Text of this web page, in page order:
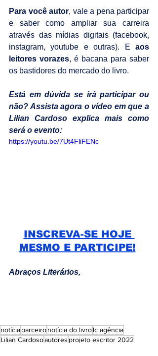
Para você autor, vale a pena participar
e saber como ampliar sua carreira
através das mídias digitais (facebook,
instagram, youtube e outras). E aos
leitores vorazes, é bacana para saber
os bastidores do mercado do livro.
Está em dúvida se irá participar ou
não? Assista agora o vídeo em que a
Lilian Cardoso explica mais como
será o evento:
https://youtu.be/7Ut4FliFENc
INSCREVA-SE HOJE
MESMO E PARTICIPE!
Abraços Literários,
notíciaparceironotícia do livrolc agência
Lilian Cardosoautores projeto escritor 2022